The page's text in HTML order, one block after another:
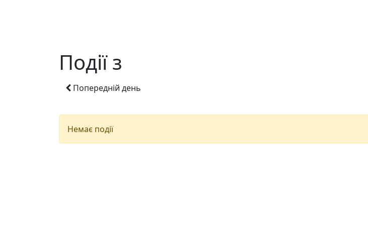
Події з
Попередній день
Немає події